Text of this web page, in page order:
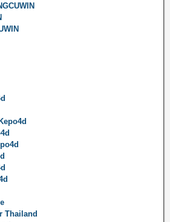
Thailand